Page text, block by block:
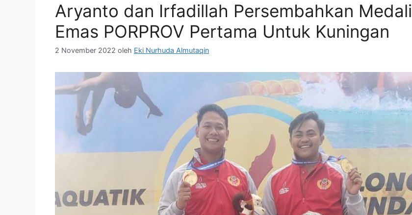
Aryanto dan Irfadillah Persembahkan Medali
Emas PORPROV Pertama Untuk Kuningan
2 November 2022 oleh Eki Nurhuda Almutaqin